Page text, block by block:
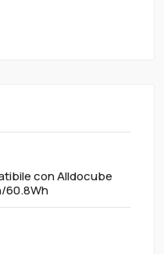
con Alldocube
60.8Wh